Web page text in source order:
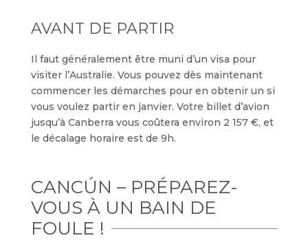
AVANT DE PARTIR
Il faut généralement être muni d’un visa pour
visiter l’Australie. Vous pouvez dès maintenant
commencer les démarches pour en obtenir un si
vous voulez partir en janvier. Votre billet d’avion
jusqu’à Canberra vous coûtera environ 2 157 €, et
le décalage horaire est de 9h.
CANCÚN – PRÉPAREZ-
VOUS À UN BAIN DE
FOULE !